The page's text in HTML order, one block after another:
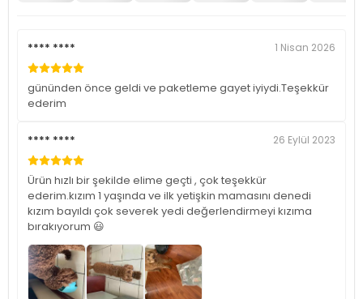
**** **** 1 Nisan 2026
gününden önce geldi ve paketleme gayet iyiydi.Teşekkür
ederim
**** **** 26 Eylül 2023
Ürün hızlı bir şekilde elime geçti , çok teşekkür
ederim.kızım 1 yaşında ve ilk yetişkin mamasını denedi
kızım bayıldı çok severek yedi değerlendirmeyi kızıma
bırakıyorum 😃